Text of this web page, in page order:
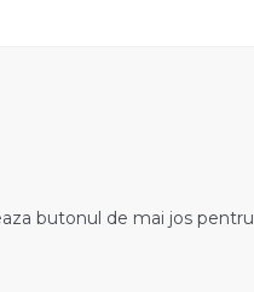
butonul de mai jos